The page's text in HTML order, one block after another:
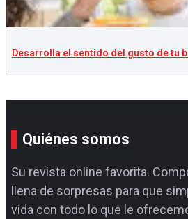
Desarrolla el sentido del gusto de tu
Quiénes somos
Su revista online favorita.
llena de sorpresas para que
vida con todo lo que le